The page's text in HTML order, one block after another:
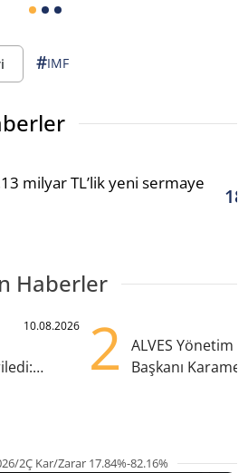
#IMF
milyar TL’lik yeni sermaye
Haberler
10.08.2026 2
ALVES Yönetim
Başkanı
2Ç Kar/Zarar 17.84%-82.16%